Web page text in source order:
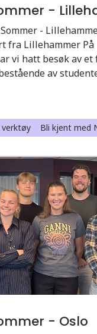
-
-
fra Lillehammer På
vi hatt besøk av et
av
Bli kjent med
- Oslo